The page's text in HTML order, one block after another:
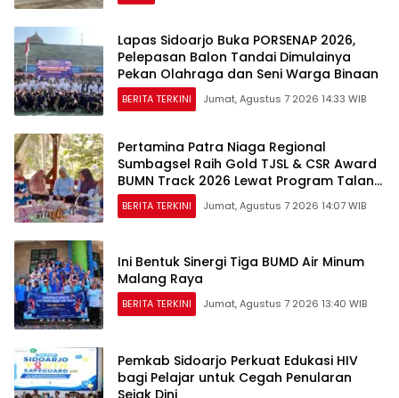
Lapas Sidoarjo Buka PORSENAP 2026,
Pelepasan Balon Tandai Dimulainya
Pekan Olahraga dan Seni Warga Binaan
BERITA TERKINI Jumat, Agustus 7 2026 14:33 WIB
Pertamina Patra Niaga Regional
Sumbagsel Raih Gold TJSL & CSR Award
BUMN Track 2026 Lewat Program Talang
Berseri
BERITA TERKINI Jumat, Agustus 7 2026 14:07 WIB
Ini Bentuk Sinergi Tiga BUMD Air Minum
Malang Raya
BERITA TERKINI Jumat, Agustus 7 2026 13:40 WIB
Pemkab Sidoarjo Perkuat Edukasi HIV
bagi Pelajar untuk Cegah Penularan
Sejak Dini